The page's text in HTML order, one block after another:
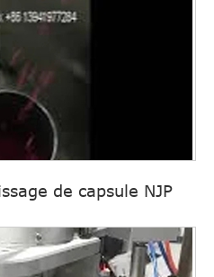
de capsule NJP